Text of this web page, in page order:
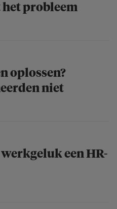
het probleem
oplossen?
niet
een HR-